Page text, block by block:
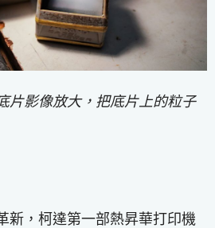
片影像放大，把底片上的粒子
新，柯達第一部熱昇華打印機